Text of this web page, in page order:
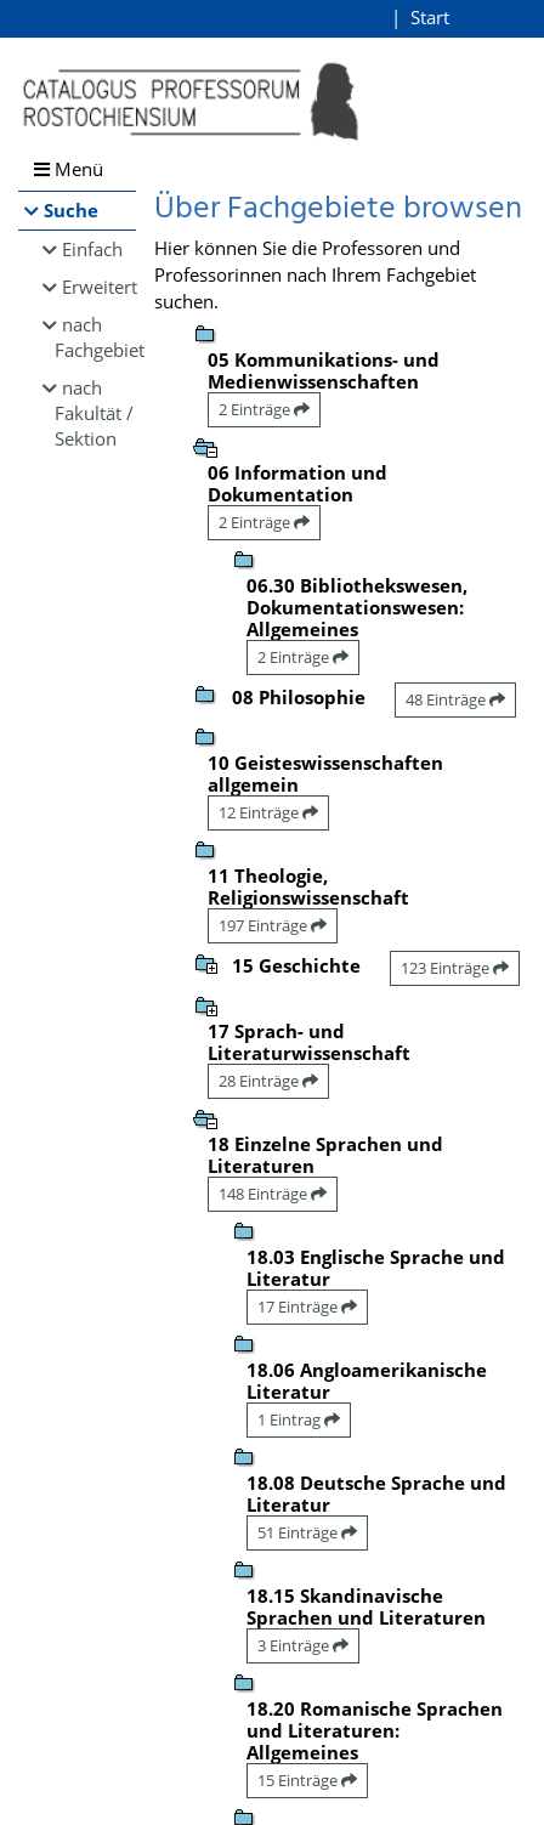
Browsen
direkt zum Inhalt
Start
Menü
Suche
Einfach
Erweitert
nach
Fachgebiet
nach
Fakultät /
Sektion
Über Fachgebiete browsen
Hier können Sie die Professoren und
Professorinnen nach Ihrem Fachgebiet
suchen.
05 Kommunikations- und
Medienwissenschaften
2 Einträge
06 Information und
Dokumentation
2 Einträge
06.30 Bibliothekswesen,
Dokumentationswesen:
Allgemeines
2 Einträge
08 Philosophie 48 Einträge
10 Geisteswissenschaften
allgemein
12 Einträge
11 Theologie,
Religionswissenschaft
197 Einträge
15 Geschichte 123 Einträge
17 Sprach- und
Literaturwissenschaft
28 Einträge
18 Einzelne Sprachen und
Literaturen
148 Einträge
18.03 Englische Sprache und
Literatur
17 Einträge
18.06 Angloamerikanische
Literatur
1 Eintrag
18.08 Deutsche Sprache und
Literatur
51 Einträge
18.15 Skandinavische
Sprachen und Literaturen
3 Einträge
18.20 Romanische Sprachen
und Literaturen:
Allgemeines
15 Einträge